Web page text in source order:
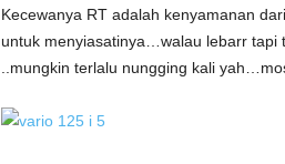
Kecewanya RT adalah kenyamanan
untuk menyiasatinya…walau lebarr
..mungkin terlalu nungging kali